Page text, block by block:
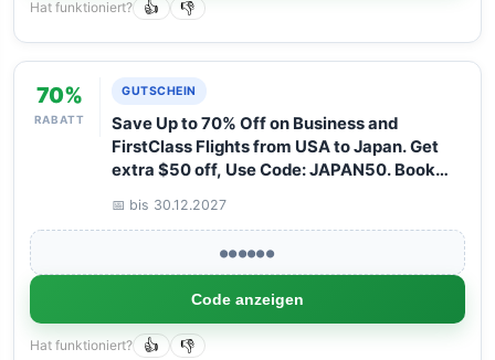
Hat funktioniert? 👍 👎
70%
RABATT
GUTSCHEIN
Save Up to 70% Off on Business and
FirstClass Flights from USA to Japan. Get
extra $50 off, Use Code: JAPAN50. Book
📅 bis 30.12.2027
●●●●●●
Code anzeigen
Hat funktioniert? 👍 👎